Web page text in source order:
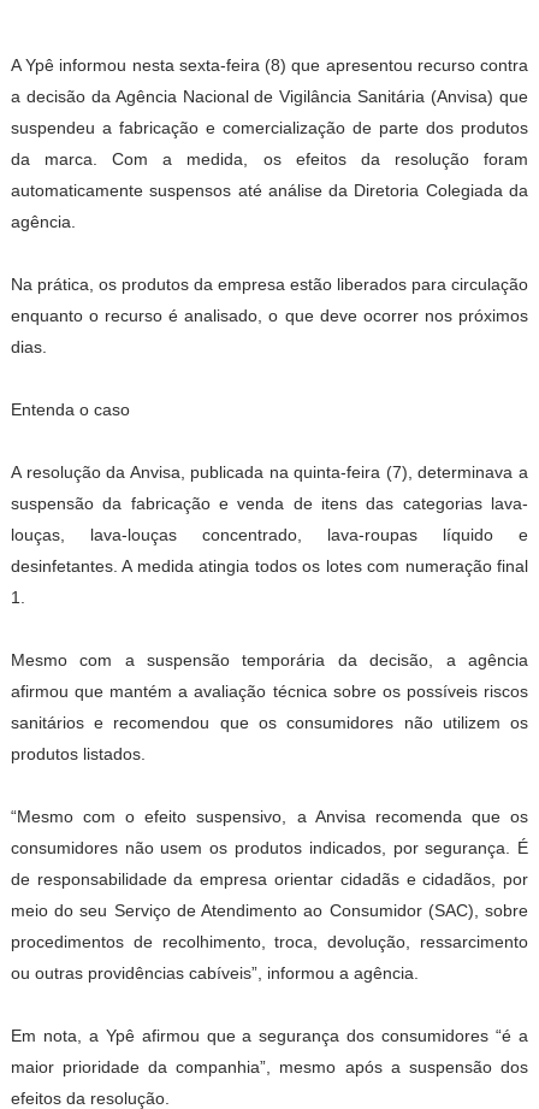
A Ypê informou nesta sexta-feira (8) que apresentou recurso contra
a decisão da Agência Nacional de Vigilância Sanitária (Anvisa) que
suspendeu a fabricação e comercialização de parte dos produtos
da marca. Com a medida, os efeitos da resolução foram
automaticamente suspensos até análise da Diretoria Colegiada da
agência.
Na prática, os produtos da empresa estão liberados para circulação
enquanto o recurso é analisado, o que deve ocorrer nos próximos
dias.
Entenda o caso
A resolução da Anvisa, publicada na quinta-feira (7), determinava a
suspensão da fabricação e venda de itens das categorias lava-
louças, lava-louças concentrado, lava-roupas líquido e
desinfetantes. A medida atingia todos os lotes com numeração final
1.
Mesmo com a suspensão temporária da decisão, a agência
afirmou que mantém a avaliação técnica sobre os possíveis riscos
sanitários e recomendou que os consumidores não utilizem os
produtos listados.
“Mesmo com o efeito suspensivo, a Anvisa recomenda que os
consumidores não usem os produtos indicados, por segurança. É
de responsabilidade da empresa orientar cidadãs e cidadãos, por
meio do seu Serviço de Atendimento ao Consumidor (SAC), sobre
procedimentos de recolhimento, troca, devolução, ressarcimento
ou outras providências cabíveis”, informou a agência.
Em nota, a Ypê afirmou que a segurança dos consumidores “é a
maior prioridade da companhia”, mesmo após a suspensão dos
efeitos da resolução.